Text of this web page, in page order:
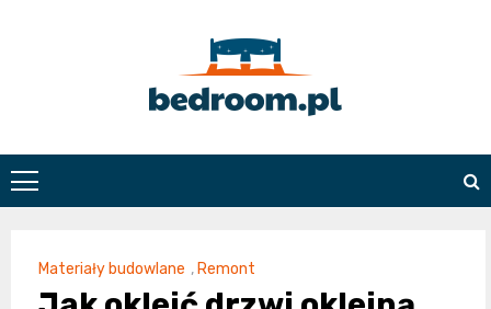
Bedroom.pl
Materiały budowlane , Remont